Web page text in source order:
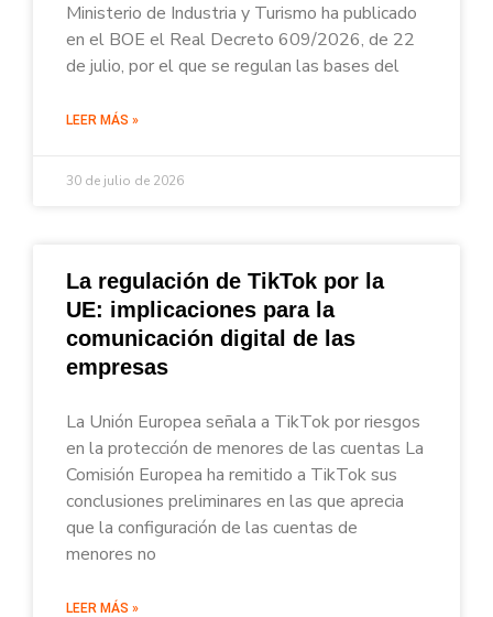
Ministerio de Industria y Turismo ha publicado
en el BOE el Real Decreto 609/2026, de 22
de julio, por el que se regulan las bases del
LEER MÁS »
30 de julio de 2026
La regulación de TikTok por la
UE: implicaciones para la
comunicación digital de las
empresas
La Unión Europea señala a TikTok por riesgos
en la protección de menores de las cuentas La
Comisión Europea ha remitido a TikTok sus
conclusiones preliminares en las que aprecia
que la configuración de las cuentas de
menores no
LEER MÁS »